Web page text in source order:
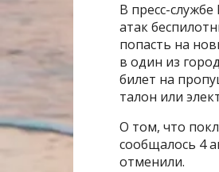
В пресс-
атак
попасть на
в один из
билет на
талон или
О том, что
сообщалось 4
отменили.